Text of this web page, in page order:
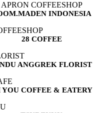
INDONESIA
28 COFFEE
ANGGREK FLORIST
COFFEE & EATERY